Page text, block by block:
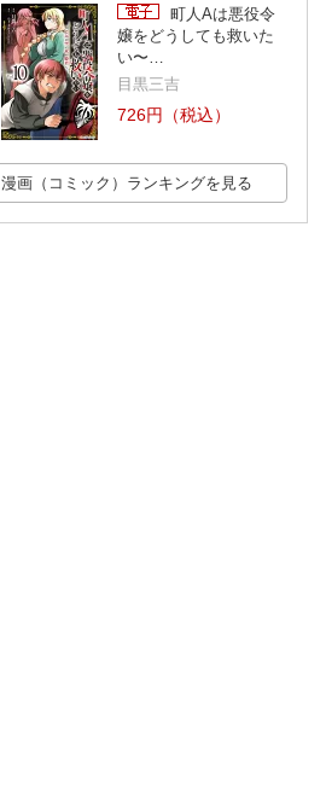
町人Aは悪役令
嬢をどうしても救いた
い〜…
目黒三吉
726円（税込）
漫画（コミック）ランキングを見る